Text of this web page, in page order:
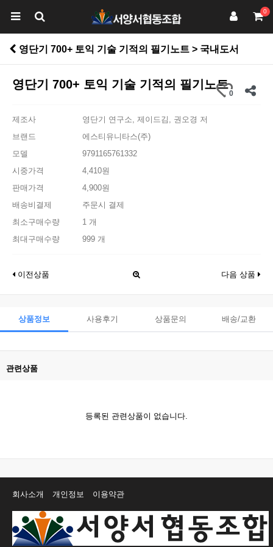
0
영단기 700+ 토익 기술 기적의 필기노트 > 국내도서
영단기 700+ 토익 기술 기적의 필기노트
0
제조사
영단기 연구소, 제이드김, 권오경 저
브랜드
에스티유니타스(주)
모델
9791165761332
시중가격
4,410원
판매가격
4,900원
배송비결제
주문시 결제
최소구매수량
1 개
최대구매수량
999 개
이전상품 다음 상품
상품정보 사용후기 상품문의 배송/교환
관련상품
등록된 관련상품이 없습니다.
회사소개 개인정보 이용약관